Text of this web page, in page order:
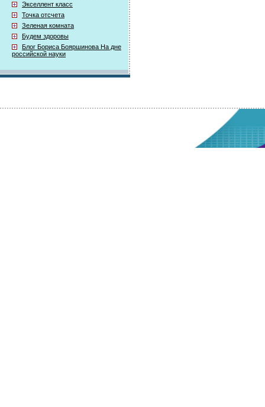
Экселлент класс
Точка отсчета
Зеленая комната
Будем здоровы
Блог Бориса Бояршинова На дне
российской науки